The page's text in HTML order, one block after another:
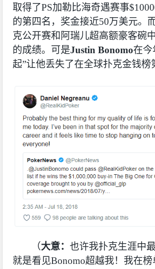
取得了PS加勒比海奇遇赛事
的第四名，奖金接近50万美元。
克公开赛和阿瑞儿超高额豪客碗
的成绩。可是Justin Bonomo在今
起”让他丢失了在全球扑克金钱榜
（大意：也许我扑克生涯中
就是看见Bonomo超越我！我在榜